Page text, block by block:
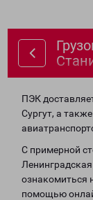
ПЭК
Сургут, а
С примерной
ознакомиться
помощью